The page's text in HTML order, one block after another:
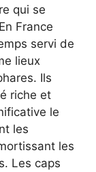
qui se
France
servi de
lieux
Ils
riche et
le
les
les
Les caps